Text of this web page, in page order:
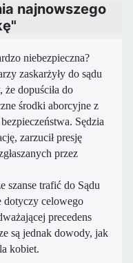
najnowszego
niebezpieczna?
zaskarżyły do sądu
dopuściła do
środki aborcyjne z
Sędzia
zarzucił presję
przez
szanse trafić do Sądu
dotyczy celowego
precedens
są jednak dowody, jak
kobiet.